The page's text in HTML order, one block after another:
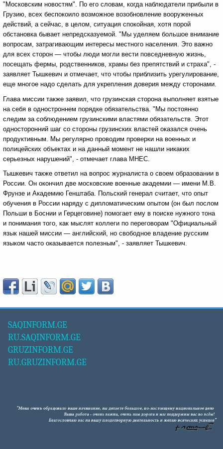
"Московским новостям". По его словам, когда наблюдатели прибыли в
Грузию, всех беспокоило возможное возобновление вооруженных
действий, а сейчас, в целом, ситуация спокойная, хотя порой
обстановка бывает непредсказуемой. "Мы уделяем большое внимание
вопросам, затрагивающим интересы местного населения. Это важно
для всех сторон — чтобы люди могли вести повседневную жизнь,
посещать фермы, родственников, храмы без препятствий и страха", -
заявляет Тышкевич и отмечает, что чтобы приблизить урегулирование,
еще многое надо сделать для укрепления доверия между сторонами.
Глава миссии также заявил, что грузинская сторона выполняет взятые
на себя в одностроннем порядке обязательства. "Мы постоянно
следим за соблюдением грузинскими властями обязательств. Этот
односторонний шаг со стороны грузинских властей оказался очень
продуктивным. Мы регулярно проводим проверки на военных и
полицейских объектах и на данный момент не нашли никаких
серьезных нарушений", - отмечает глава МНЕС.
Тышкевич также ответил на вопрос журналиста о своем образовании в
России. Он окончил две московские военные академии — имени М.В.
Фрунзе и Академию Генштаба. Польский генерал считает, что опыт
обучения в России наряду с дипломатическим опытом (он был послом
Польши в Боснии и Герцеговине) помогает ему в поиске нужного тона
и понимания того, как мыслят коллеги по переговорам "Официальный
язык нашей миссии — английский, но свободное владение русским
языком часто оказывается полезным", - заявляет Тышкевич.
SAQINFORM.GE
RU.SAQINFORM.GE
GRUZINFORM.GE
RU.GRUZINFORM.GE